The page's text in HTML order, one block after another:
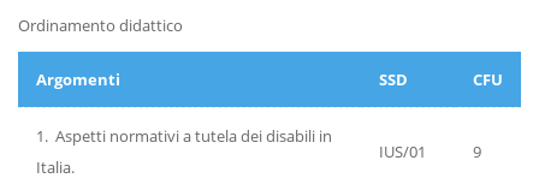
Ordinamento didattico
Argomenti SSD CFU
1. Aspetti normativi a tutela dei disabili in
Italia.
IUS/01 9